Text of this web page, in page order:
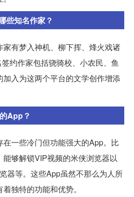
些知名作家？
有梦入神机、柳下挥、烽火戏诸
约作家包括骁骑校、小农民、鱼
入为这两个平台的文学创作增添
App？
一些冷门但功能强大的App。比
够解锁VIP视频的米侠浏览器以
器等。这些App虽然不那么为人所
独特的功能和优势。